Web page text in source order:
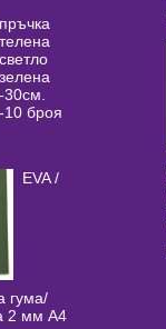
пръчка
телена
светлo
зелена
-30см.
-10 броя
EVA /
гума/
2 мм А4